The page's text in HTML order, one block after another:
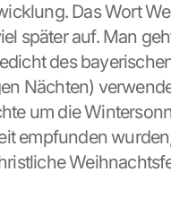
Das Wort
später auf. Man
des
Nächten)
um die
empfunden